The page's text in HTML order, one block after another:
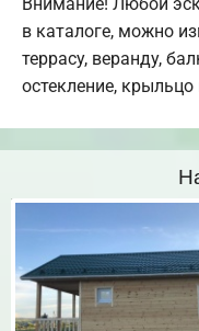
в каталоге, можно
террасу, веранду,
остекление, крыльцо